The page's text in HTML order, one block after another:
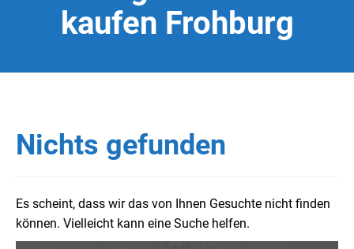
kaufen Frohburg
Nichts gefunden
Es scheint, dass wir das von Ihnen Gesuchte nicht finden
können. Vielleicht kann eine Suche helfen.